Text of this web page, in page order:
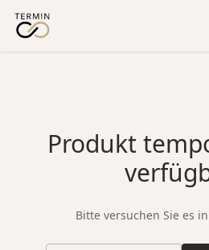
Produkt
Bitte versuchen Sie es